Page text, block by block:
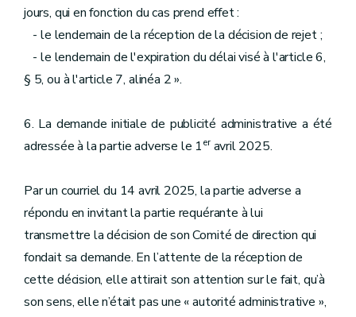
jours, qui en fonction du cas prend effet :
- le lendemain de la réception de la décision de rejet ;
- le lendemain de l'expiration du délai visé à l'article 6,
§ 5, ou à l'article 7, alinéa 2 ».
6. La demande initiale de publicité administrative a été
adressée à la partie adverse le 1eravril 2025.
Par un courriel du 14 avril 2025, la partie adverse a
répondu en invitant la partie requérante à lui
transmettre la décision de son Comité de direction qui
fondait sa demande. En l’attente de la réception de
cette décision, elle attirait son attention sur le fait, qu’à
son sens, elle n’était pas une « autorité administrative »,